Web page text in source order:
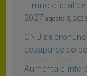
Himno oficial de
2027 agosto 3, 2026
ONU se
desaparecido
Aumenta el